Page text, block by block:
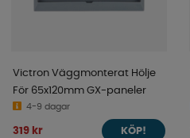
Victron Väggmonterat Hölje
För 65x120mm GX-paneler
4-9 dagar
319 kr KÖP!